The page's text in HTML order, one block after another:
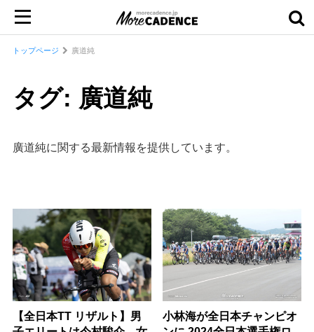
トップページ 廣道純
タグ: 廣道純
廣道純に関する最新情報を提供しています。
【全日本TT リザルト】男
小林海が全日本チャンピオ